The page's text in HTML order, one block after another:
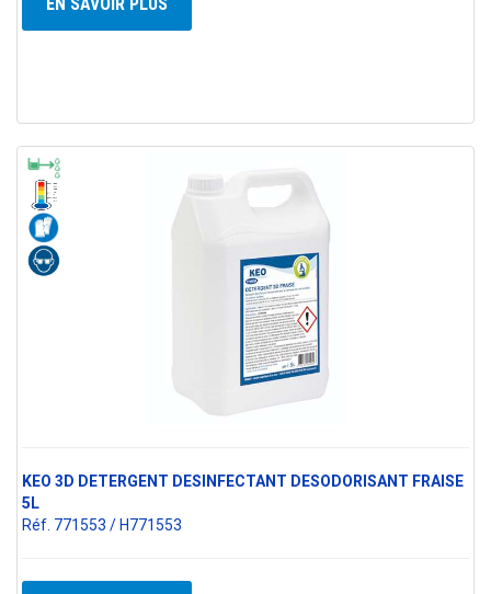
KEO 3D DETERGENT DESINFECTANT DESODORISANT FRAISE
5L
Réf. 771553 / H771553